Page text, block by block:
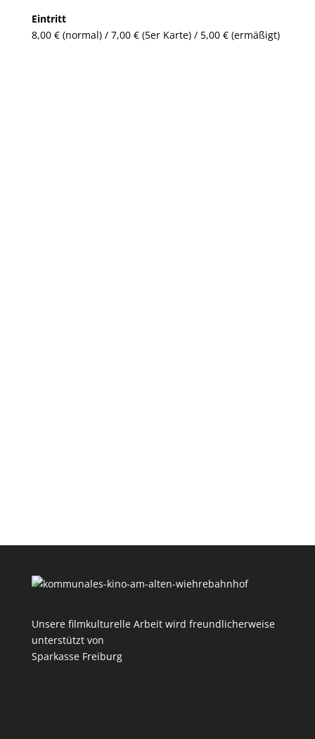
Eintritt
8,00 € (normal) / 7,00 € (5er Karte) / 5,00 € (ermäßigt)
Unsere filmkulturelle Arbeit wird freundlicherweise
unterstützt von
Sparkasse Freiburg